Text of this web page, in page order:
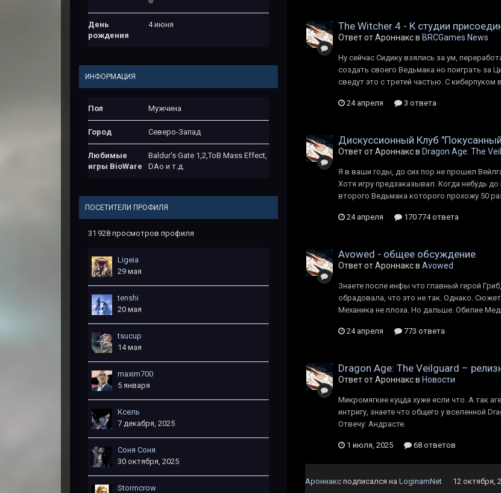
День
рождения
4 июня
ИНФОРМАЦИЯ
Пол Мужчина
Город Северо-Запад
Любимые
игры BioWare
Baldur's Gate 1,2,ToB Mass Effect,
DAo и т.д.
ПОСЕТИТЕЛИ ПРОФИЛЯ
31 928 просмотров профиля
Ligeia
29 мая
tеnshi
20 мая
tsucup
14 мая
maxim700
5 января
Ксель
7 декабря, 2025
Соня Соня
30 октября, 2025
Stormcrow
The Witcher 4 - К студии
Ответ от Ароннакс в BRCGames News
Ну сейчас Сидику взялись за ум,
создать своего Ведьмака но поиграть за
сведут это с третей частью. С
24 апреля 3 ответа
Дискуссионный Клуб
Ответ от Ароннакс в Dragon Age: The
Я в ваши годы, до сих пор не прошел
Хотя игру предзаказывал. Когда небудь
второго Ведьмака которого прохожу 50
24 апреля 170 774 ответа
Avowed - общее обсуждение
Ответ от Ароннакс в Avowed
Знаете после инфы что главный герой
обрадовала, что это не так. Однако.
Механика не плоха. Но дальше. Обилие
24 апреля 773 ответа
Dragon Age: The Veilguard –
Ответ от Ароннакс в Новости
Микромягкие куцда хуже если что. А так
интригу, знаете что общего у вселенной
Отвечу: Андрасте.
1 июля, 2025 68 ответов
Ароннаксподписался на LoginamNet 12 октября,